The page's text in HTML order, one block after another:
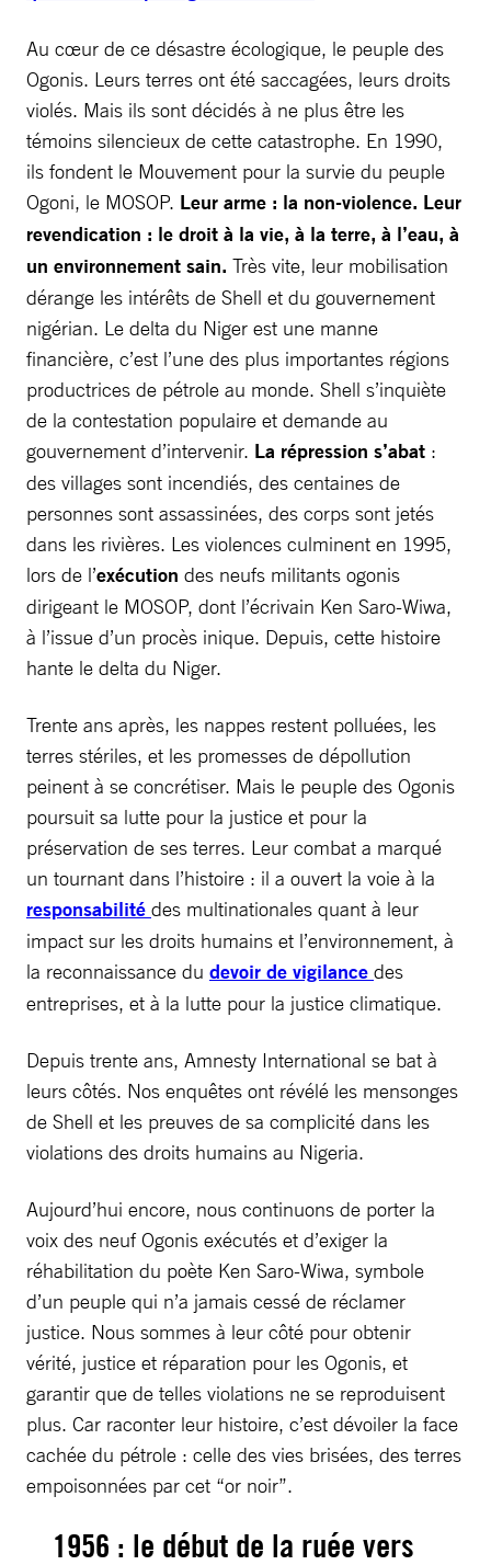
Au cœur de ce désastre écologique, le peuple des
Ogonis. Leurs terres ont été saccagées, leurs droits
violés. Mais ils sont décidés à ne plus être les
témoins silencieux de cette catastrophe. En 1990,
ils fondent le Mouvement pour la survie du peuple
Ogoni, le MOSOP. Leur arme : la non-violence. Leur
revendication : le droit à la vie, à la terre, à l’eau, à
un environnement sain. Très vite, leur mobilisation
dérange les intérêts de Shell et du gouvernement
nigérian. Le delta du Niger est une manne
financière, c’est l’une des plus importantes régions
productrices de pétrole au monde. Shell s’inquiète
de la contestation populaire et demande au
gouvernement d’intervenir. La répression s’abat :
des villages sont incendiés, des centaines de
personnes sont assassinées, des corps sont jetés
dans les rivières. Les violences culminent en 1995,
lors de l’exécution des neufs militants ogonis
dirigeant le MOSOP, dont l’écrivain Ken Saro-Wiwa,
à l’issue d’un procès inique. Depuis, cette histoire
hante le delta du Niger.
Trente ans après, les nappes restent polluées, les
terres stériles, et les promesses de dépollution
peinent à se concrétiser. Mais le peuple des Ogonis
poursuit sa lutte pour la justice et pour la
préservation de ses terres. Leur combat a marqué
un tournant dans l’histoire : il a ouvert la voie à la
responsabilité des multinationales quant à leur
impact sur les droits humains et l’environnement, à
la reconnaissance du devoir de vigilance des
entreprises, et à la lutte pour la justice climatique.
Depuis trente ans, Amnesty International se bat à
leurs côtés. Nos enquêtes ont révélé les mensonges
de Shell et les preuves de sa complicité dans les
violations des droits humains au Nigeria.
Aujourd’hui encore, nous continuons de porter la
voix des neuf Ogonis exécutés et d’exiger la
réhabilitation du poète Ken Saro-Wiwa, symbole
d’un peuple qui n’a jamais cessé de réclamer
justice. Nous sommes à leur côté pour obtenir
vérité, justice et réparation pour les Ogonis, et
garantir que de telles violations ne se reproduisent
plus. Car raconter leur histoire, c’est dévoiler la face
cachée du pétrole : celle des vies brisées, des terres
empoisonnées par cet “or noir”.
1956 : le début de la ruée vers